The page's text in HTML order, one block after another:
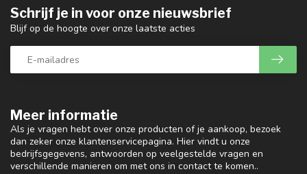
Meer informatie
Als je vragen hebt over onze producten of je aankoop, bezoek
dan zeker onze klantenservicepagina. Hier vindt u onze
bedrijfsgegevens, antwoorden op veelgestelde vragen en
verschillende manieren om met ons in contact te komen..
Schrijf je in voor onze nieuwsbrief
Blijf op de hoogte over onze laatste acties